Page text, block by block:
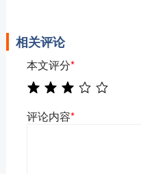
相关评论
本文评分*
评论内容*